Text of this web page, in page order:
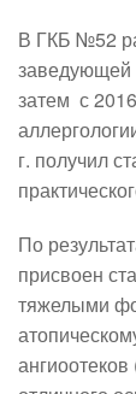
В ГКБ №52
заведующей
затем  с
г. получил
По
присвоен
тяжелыми